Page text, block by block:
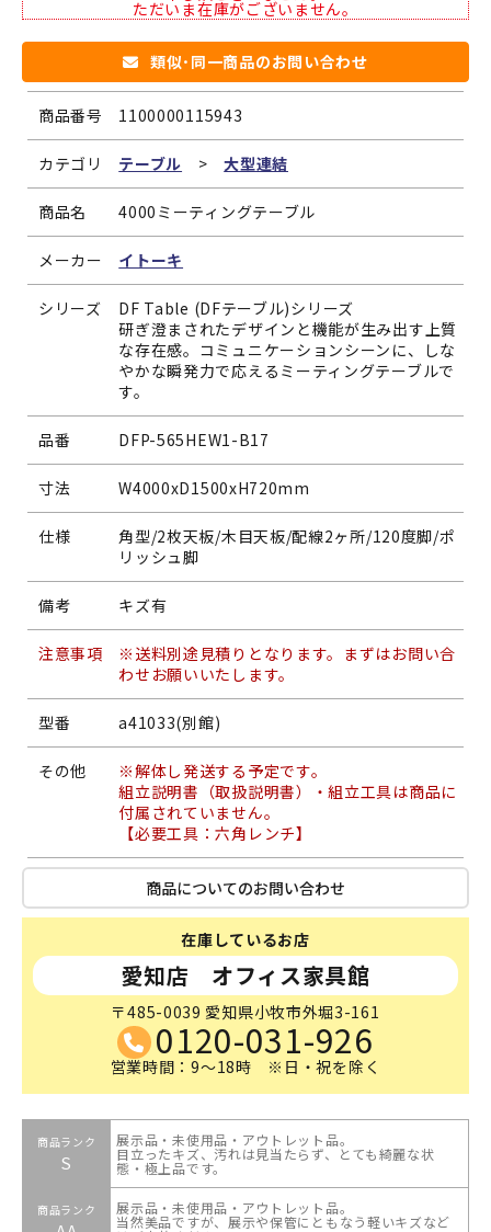
ただいま在庫がございません。
類似･同一商品のお問い合わせ
商品番号 1100000115943
カテゴリ テーブル >大型連結
商品名 4000ミーティングテーブル
メーカー イトーキ
シリーズ
DF Table (DFテーブル)シリーズ
研ぎ澄まされたデザインと機能が生み出す上質
な存在感。コミュニケーションシーンに、しな
やかな瞬発力で応えるミーティングテーブルで
す。
品番 DFP-565HEW1-B17
寸法 W4000xD1500xH720mm
仕様
角型/2枚天板/木目天板/配線2ヶ所/120度脚/ポ
リッシュ脚
備考 キズ有
注意事項
※送料別途見積りとなります。まずはお問い合
わせお願いいたします。
型番 a41033(別館)
その他
※解体し発送する予定です。
組立説明書（取扱説明書）・組立工具は商品に
付属されていません。
【必要工具：六角レンチ】
商品についてのお問い合わせ
在庫しているお店
愛知店 オフィス家具館
〒485-0039 愛知県小牧市外堀3-161
0120-031-926
営業時間：9～18時 ※日・祝を除く
商品ランク
S
展示品・未使用品・アウトレット品。
目立ったキズ、汚れは見当たらず、とても綺麗な状
態・極上品です。
商品ランク 展示品・未使用品・アウトレット品。
当然美品ですが、展示や保管にともなう軽いキズなど